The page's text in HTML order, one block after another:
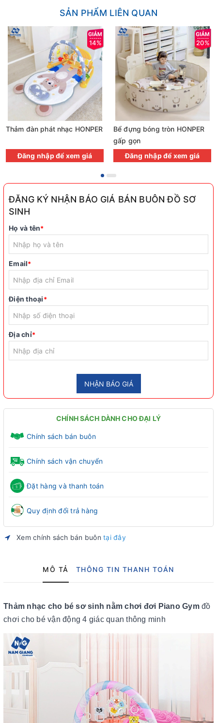
SẢN PHẨM LIÊN QUAN
14%
Thảm đàn phát nhạc HONPER
Đăng nhập để xem giá
20%
Bể đựng bóng tròn HONPER
gấp gọn
Đăng nhập để xem giá
ĐĂNG KÝ NHẬN BÁO GIÁ BÁN BUÔN ĐỒ SƠ
SINH
Họ và tên*
Email*
Điện thoại*
Địa chỉ*
NHẬN BÁO GIÁ
CHÍNH SÁCH DÀNH CHO ĐẠI LÝ
Chính sách bán buôn
Chính sách vận chuyển
Đặt hàng và thanh toán
Quy định đổi trả hàng
Xem chính sách bán buôn tại đây
MÔ TẢ THÔNG TIN THANH TOÁN
Thảm nhạc cho bé sơ sinh nằm chơi đơi Piano Gymđồ
chơi cho bé vận động 4 giác quan thông minh